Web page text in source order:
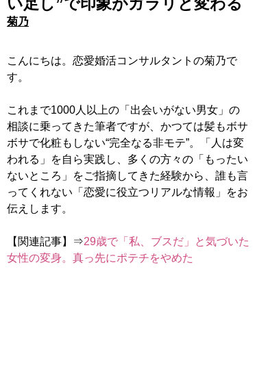
菊乃
こんにちは。恋愛婚活コンサルタントの菊乃で
す。
これまで1000人以上の「出会いがない男女」の
相談に乗ってきた筆者ですが、かつては髪もボサ
ボサで化粧もしない“完全なる非モテ”。「人は変
われる」を自ら実践し、多くの方々の「もったい
ないところ」をご指摘してきた経験から、誰も言
ってくれない「恋愛に役立つリアルな情報」をお
伝えします。
【関連記事】⇒29歳で「私、ブスだ」と気づいた
女性の変身。真っ先にポテチをやめた